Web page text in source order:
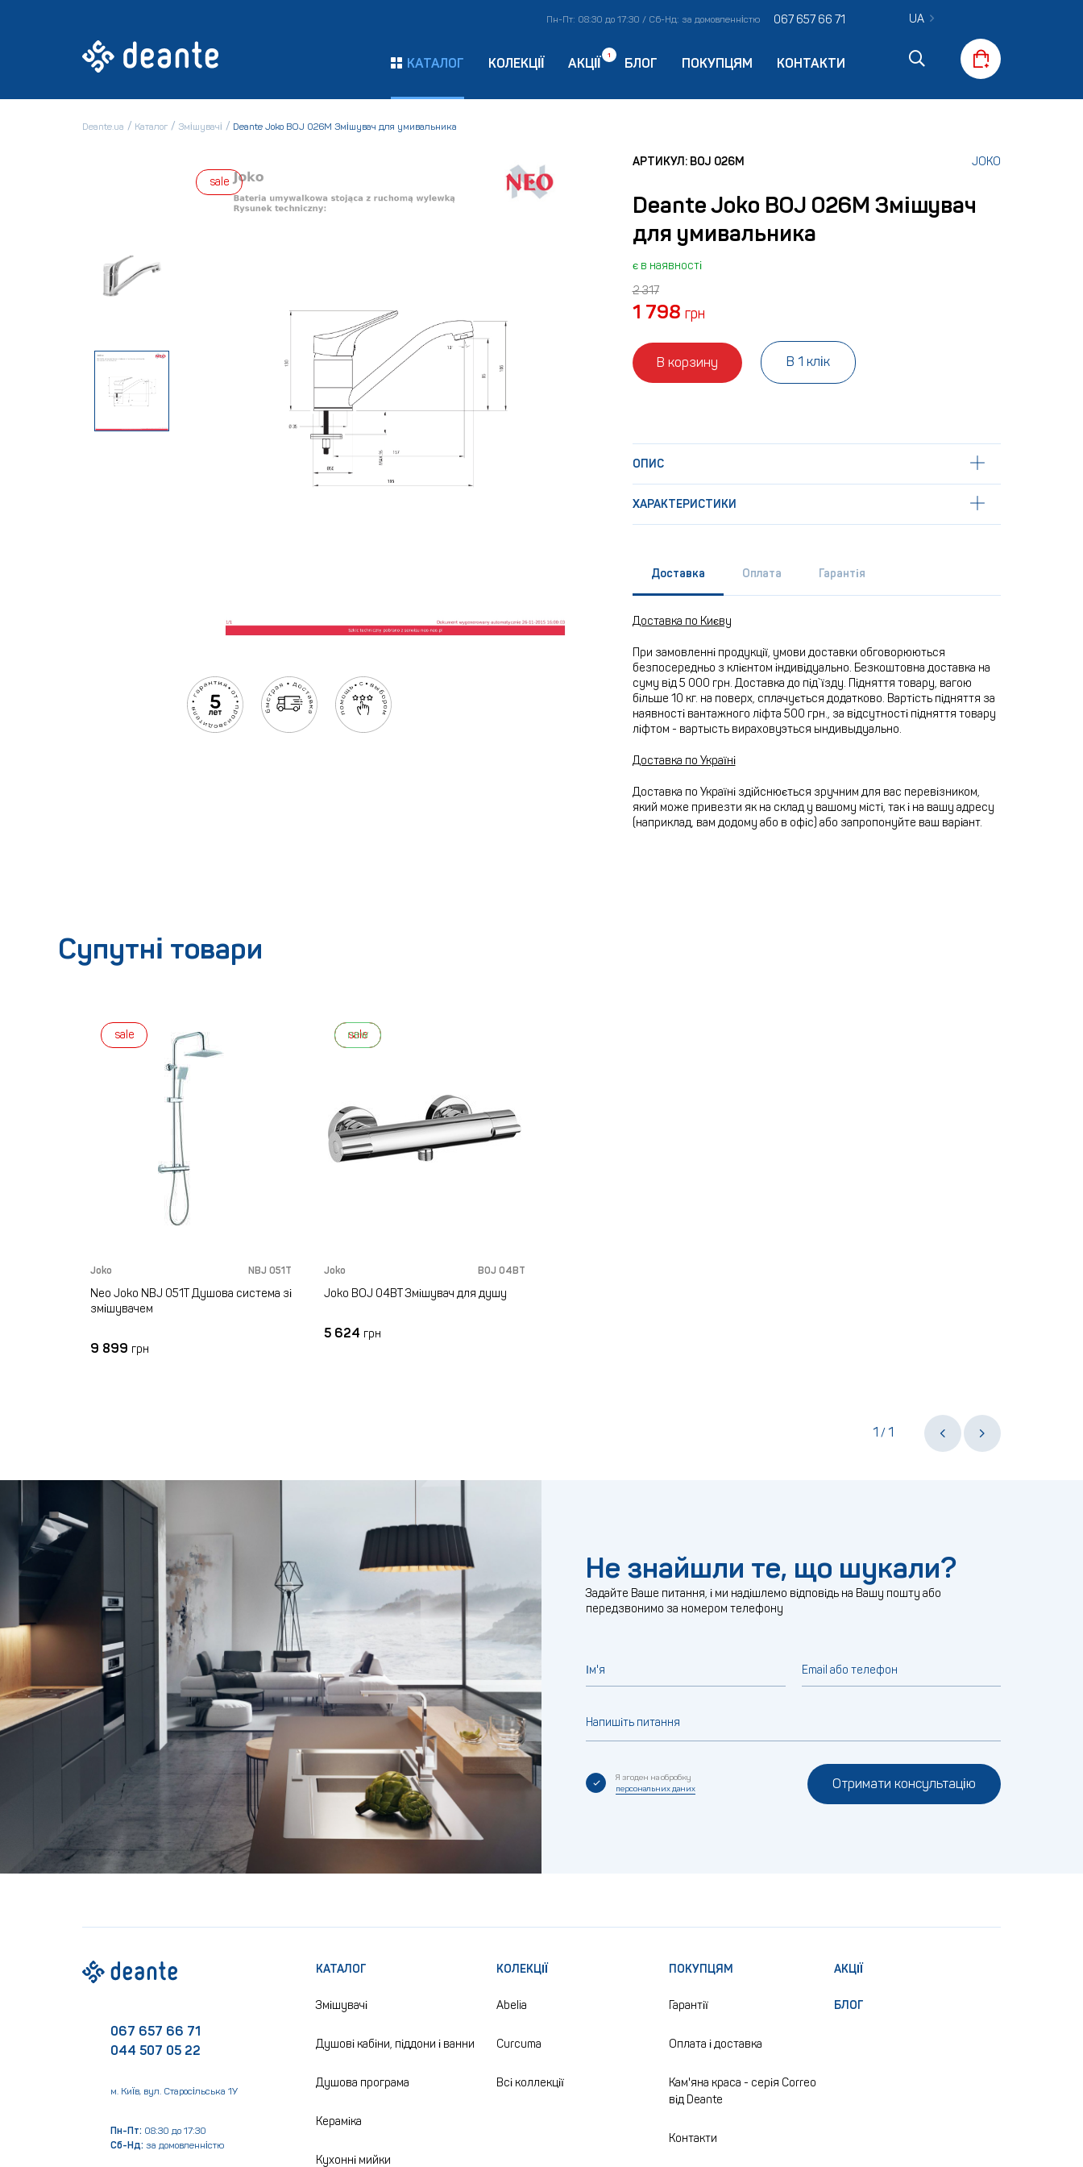
Пн-Пт: 08:30 до 17:30 / Сб-Нд: за домовленністю 067 657 66 71
КАТАЛОГ КОЛЕКЦІЇ АКЦІЇ
1
БЛОГ ПОКУПЦЯМ КОНТАКТИ
UA
Deante.ua Каталог Змішувачі Deante Joko BOJ 026M Змішувач для умивальника
sale
АРТИКУЛ: BOJ 026M JOKO
Deante Joko BOJ 026M Змішувач
для умивальника
є в наявності
2 317
1 798 грн
В корзину В 1 клік
ОПИС
ХАРАКТЕРИСТИКИ
Доставка Оплата Гарантія
Доставка по Києву
При замовленні продукції, умови доставки обговорюються
безпосередньо з клієнтом індивідуально. Безкоштовна доставка на
суму від 5 000 грн. Доставка до під`їзду. Підняття товару, вагою
більше 10 кг. на поверх, сплачується додатково. Вартість підняття за
наявності вантажного ліфта 500 грн., за відсутності підняття товару
ліфтом - вартысть вираховуэться ындивыдуально.
Доставка по Україні
Доставка по Україні здійснюється зручним для вас перевізником,
який може привезти як на склад у вашому місті, так і на вашу адресу
(наприклад, вам додому або в офіс) або запропонуйте ваш варіант.
Супутні товари
sale
Joko NBJ 051T
Neo Joko NBJ 051T Душова система зі
змішувачем
9 899 грн
sale
new
Joko BOJ 04BT
Joko BOJ 04BT Змішувач для душу
5 624 грн
1 /1
Не знайшли те, що шукали?
Задайте Ваше питання, і ми надішлемо відповідь на Вашу пошту або
передзвонимо за номером телефону
Ім'я Email або телефон
Напишіть питання
Я згоден на обробку
персональних даних
Отримати консультацію
КАТАЛОГ
Змішувачі
Душові кабіни, піддони і ванни
Душова програма
Кераміка
Кухонні мийки
КОЛЕКЦІЇ
Abelia
Curcuma
Всі коллекції
ПОКУПЦЯМ
Гарантії
Оплата і доставка
Кам'яна краса - серія Correo
від Deante
Контакти
АКЦІЇ
БЛОГ
067 657 66 71
044 507 05 22
м. Київ, вул. Старосільська 1У
Пн-Пт: 08:30 до 17:30
Сб-Нд: за домовленністю